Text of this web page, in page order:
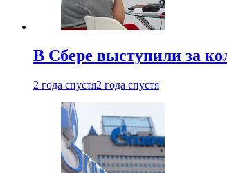
В Сбере выступили за
2 года спустя2 года спустя